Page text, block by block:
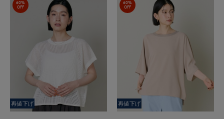
60%
OFF
再値下げ
60%
OFF
再値下げ